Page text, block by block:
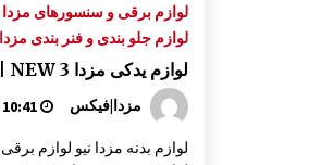
لوازم برقی و سنسورهای مزدا
لوازم جلو بندی و فنر بندی مزدا
لوازم یدکی مزدا 3 NEW | مزدا نیو 2009-2014
مزدا|فیکس
لوازم بدنه مزدا نیو لوازم